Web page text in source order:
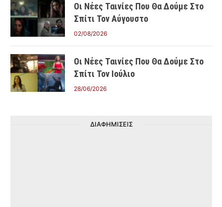
Οι Νέες Ταινίες Που Θα Δούμε Στο
Σπίτι Τον Αύγουστο
02/08/2026
Οι Νέες Ταινίες Που Θα Δούμε Στο
Σπίτι Τον Ιούλιο
28/06/2026
ΔΙΑΦΗΜΙΣΕΙΣ